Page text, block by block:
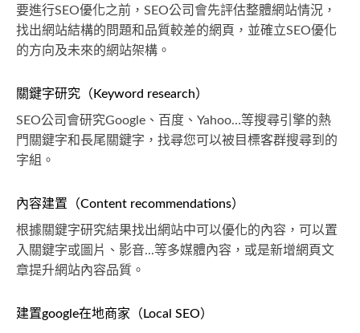
要進行SEO優化之前，SEO公司會先評估整體網站情況，
找出網站結構的問題和品質較差的網頁，並確立SEO優化
的方向及未來的網站架構。
關鍵字研究（Keyword research）
SEO公司會研究Google、百度、Yahoo…等搜尋引擎的熱
門關鍵字和長尾關鍵字，找尋您可以被目標客群搜尋到的
字組。
內容建置（Content recommendations）
根據關鍵字研究結果找出網站中可以優化的內容，可以置
入關鍵字或圖片、影音...等多媒體內容，或是新增網頁文
章提升網站內容品質。
建置google在地商家（Local SEO）